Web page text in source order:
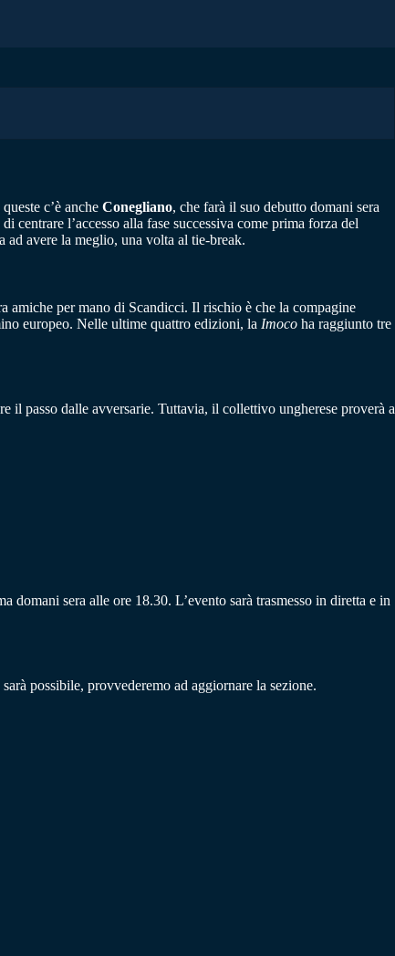
c’è anche Conegliano, che farà il suo debutto domani sera
centrare l’accesso alla fase successiva come prima forza del
ad avere la meglio, una volta al tie-break.
amiche per mano di Scandicci. Il rischio è che la compagine
europeo. Nelle ultime quattro edizioni, la Imoco ha raggiunto tre
il passo dalle avversarie. Tuttavia, il collettivo ungherese proverà a
domani sera alle ore 18.30. L’evento sarà trasmesso in diretta e in
possibile, provvederemo ad aggiornare la sezione.